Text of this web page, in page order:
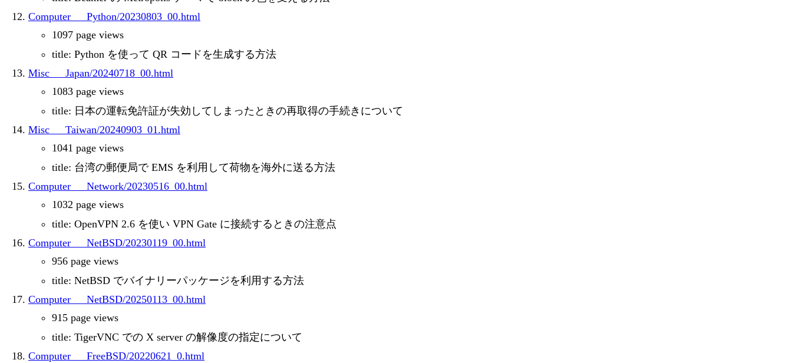
Computer___Python/20230803_00.html
1097 page views
title: Python を使って QR コードを生成する方法
Misc___Japan/20240718_00.html
1083 page views
title: 日本の運転免許証が失効してしまったときの再取得の手続きについて
Misc___Taiwan/20240903_01.html
1041 page views
title: 台湾の郵便局で EMS を利用して荷物を海外に送る方法
Computer___Network/20230516_00.html
1032 page views
title: OpenVPN 2.6 を使い VPN Gate に接続するときの注意点
Computer___NetBSD/20230119_00.html
956 page views
title: NetBSD でバイナリーパッケージを利用する方法
Computer___NetBSD/20250113_00.html
915 page views
title: TigerVNC での X server の解像度の指定について
Computer___FreeBSD/20220621_0.html